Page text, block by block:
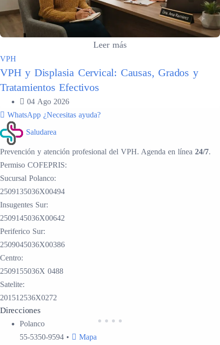
Leer más
VPH
VPH y Displasia Cervical: Causas, Grados y
Tratamientos Efectivos
04 Ago 2026
WhatsApp ¿Necesitas ayuda?
Saludarea
Prevención y atención profesional del VPH. Agenda en línea 24/7.
Permiso COFEPRIS:
Sucursal Polanco:
2509135036X00494
Insugentes Sur:
2509145036X00642
Periferico Sur:
2509045036X00386
Centro:
2509155036X 0488
Satelite:
201512536X0272
Direcciones
Polanco
55-5350-9594 •
Mapa